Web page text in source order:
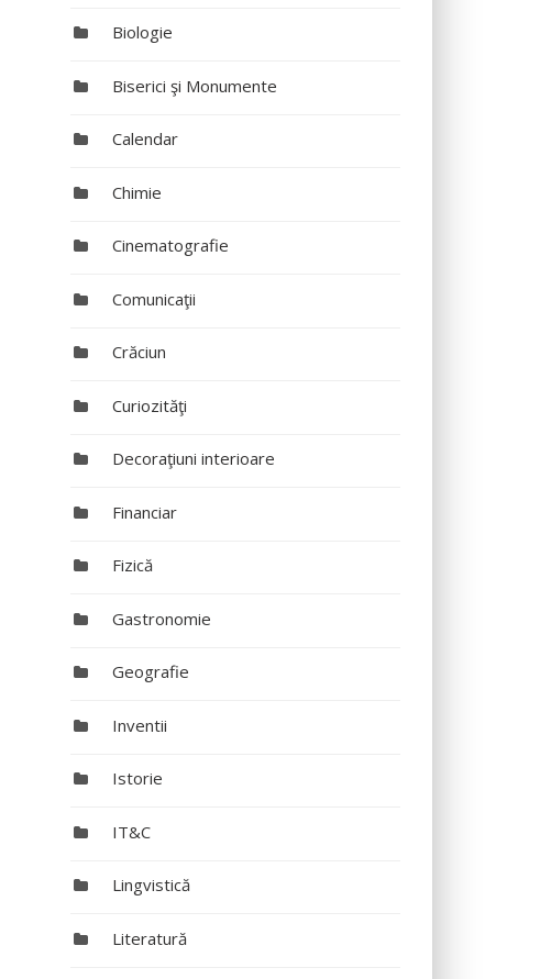
Biologie
Biserici şi Monumente
Calendar
Chimie
Cinematografie
Comunicaţii
Crăciun
Curiozităţi
Decoraţiuni interioare
Financiar
Fizică
Gastronomie
Geografie
Inventii
Istorie
IT&C
Lingvistică
Literatură